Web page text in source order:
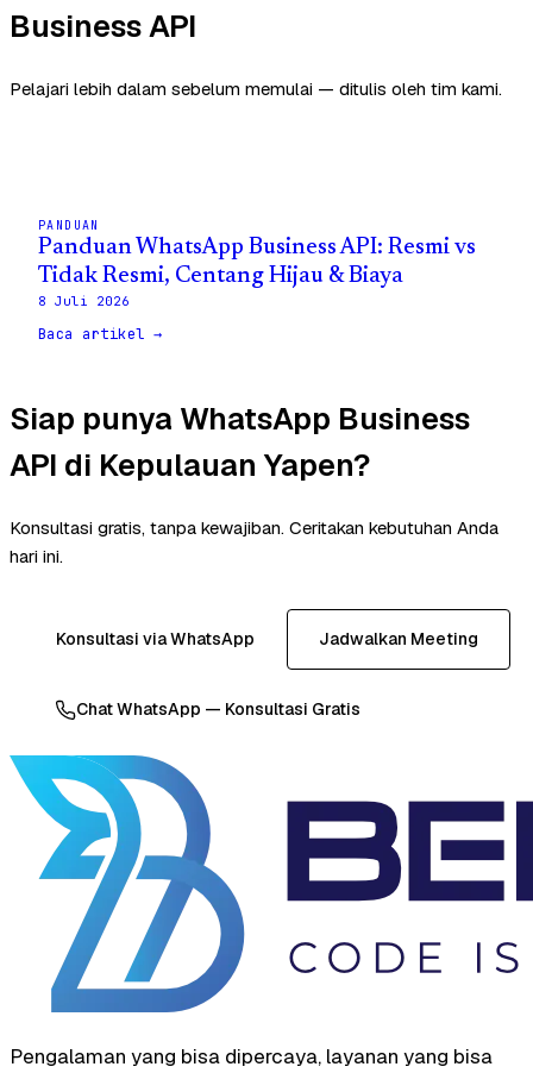
Business API
Pelajari lebih dalam sebelum memulai — ditulis oleh tim kami.
PANDUAN
Panduan WhatsApp Business API: Resmi vs
Tidak Resmi, Centang Hijau & Biaya
8 Juli 2026
Baca artikel →
Siap punya WhatsApp Business
API di Kepulauan Yapen?
Konsultasi gratis, tanpa kewajiban. Ceritakan kebutuhan Anda
hari ini.
Konsultasi via WhatsApp Jadwalkan Meeting
Chat WhatsApp — Konsultasi Gratis
Pengalaman yang bisa dipercaya, layanan yang bisa